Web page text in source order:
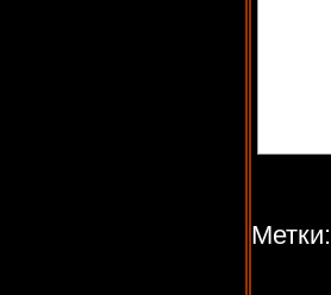
Метки: